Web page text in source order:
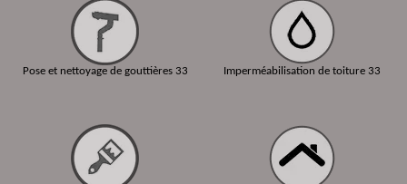
Pose et nettoyage de gouttières 33 Imperméabilisation de toiture 33